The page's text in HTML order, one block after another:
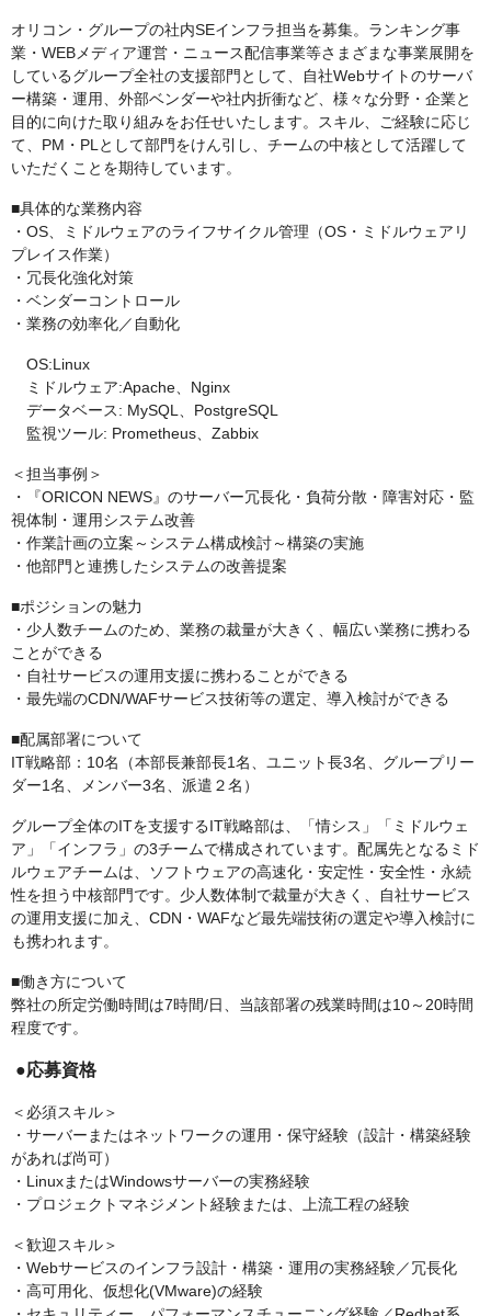
オリコン・グループの社内SEインフラ担当を募集。ランキング事
業・WEBメディア運営・ニュース配信事業等さまざまな事業展開を
しているグループ全社の支援部門として、自社Webサイトのサーバ
ー構築・運用、外部ベンダーや社内折衝など、様々な分野・企業と
目的に向けた取り組みをお任せいたします。スキル、ご経験に応じ
て、PM・PLとして部門をけん引し、チームの中核として活躍して
いただくことを期待しています。
■具体的な業務内容
・OS、ミドルウェアのライフサイクル管理（OS・ミドルウェアリ
プレイス作業）
・冗長化強化対策
・ベンダーコントロール
・業務の効率化／自動化
OS:Linux
ミドルウェア:Apache、Nginx
データベース: MySQL、PostgreSQL
監視ツール: Prometheus、Zabbix
＜担当事例＞
・『ORICON NEWS』のサーバー冗長化・負荷分散・障害対応・監
視体制・運用システム改善
・作業計画の立案～システム構成検討～構築の実施
・他部門と連携したシステムの改善提案
■ポジションの魅力
・少人数チームのため、業務の裁量が大きく、幅広い業務に携わる
ことができる
・自社サービスの運用支援に携わることができる
・最先端のCDN/WAFサービス技術等の選定、導入検討ができる
■配属部署について
IT戦略部：10名（本部長兼部長1名、ユニット長3名、グループリー
ダー1名、メンバー3名、派遣２名）
グループ全体のITを支援するIT戦略部は、「情シス」「ミドルウェ
ア」「インフラ」の3チームで構成されています。配属先となるミド
ルウェアチームは、ソフトウェアの高速化・安定性・安全性・永続
性を担う中核部門です。少人数体制で裁量が大きく、自社サービス
の運用支援に加え、CDN・WAFなど最先端技術の選定や導入検討に
も携われます。
■働き方について
弊社の所定労働時間は7時間/日、当該部署の残業時間は10～20時間
程度です。
●応募資格
＜必須スキル＞
・サーバーまたはネットワークの運用・保守経験（設計・構築経験
があれば尚可）
・LinuxまたはWindowsサーバーの実務経験
・プロジェクトマネジメント経験または、上流工程の経験
＜歓迎スキル＞
・Webサービスのインフラ設計・構築・運用の実務経験／冗長化
・高可用化、仮想化(VMware)の経験